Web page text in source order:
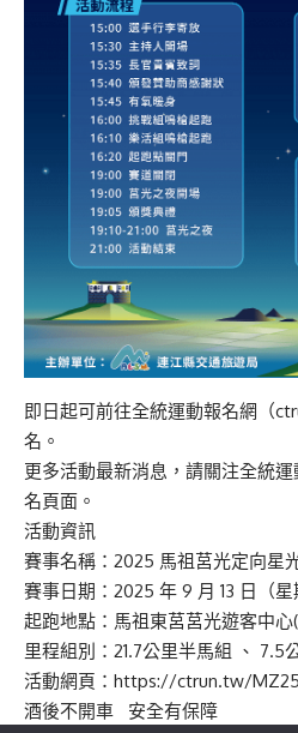
即日起可前往全統運動報名網（
名。
更多活動最新消息，請關注全統
名頁面。
活動資訊
賽事名稱：2025 馬祖莒光定向星
賽事日期：2025 年 9 月 13 日（星
起跑地點：馬祖東莒莒光遊客中
里程組別：21.7公里半馬組 、 7.5
活動網頁：https://ctrun.tw/
酒後不開車 安全有保障